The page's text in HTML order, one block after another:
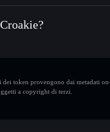
token provengono dai metadati
a copyright di terzi.